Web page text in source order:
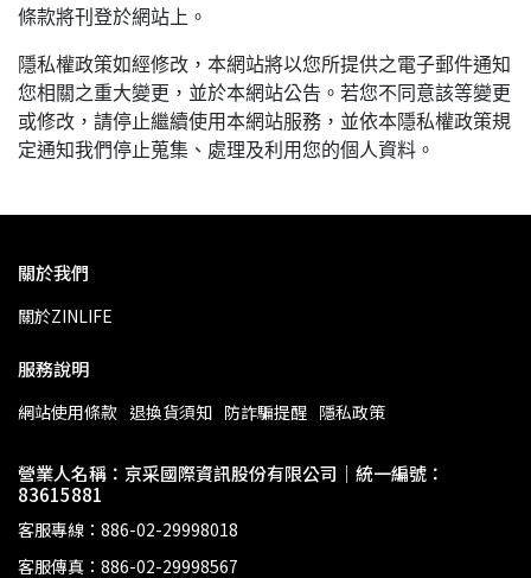
條款將刊登於網站上。
隱私權政策如經修改，本網站將以您所提供之電子郵件通知
您相關之重大變更，並於本網站公告。若您不同意該等變更
或修改，請停止繼續使用本網站服務，並依本隱私權政策規
定通知我們停止蒐集、處理及利用您的個人資料。
關於我們
關於ZINLIFE
服務說明
網站使用條款 退換貨須知 防詐騙提醒 隱私政策
營業人名稱：京采國際資訊股份有限公司｜統一編號：
83615881
客服專線：886-02-29998018
客服傳真：886-02-29998567